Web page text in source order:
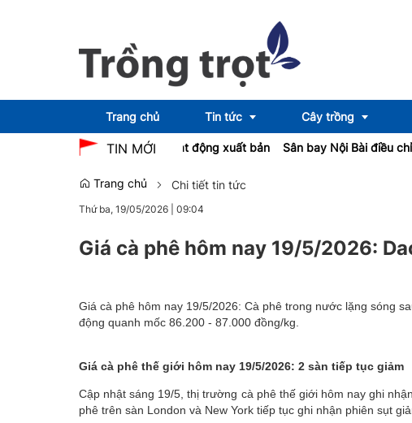
Trang chủ Tin tức
Emagazine
Cây trồng
TIN MỚI
luật hóa AI trong hoạt động xuất bản Sân bay Nội Bài điều chỉnh làn
Trang chủ Chi tiết tin tức
Thứ ba, 19/05/2026 09:04
Giá cà phê hôm nay 19/5/2026:
Giá cà phê hôm nay 19/5/2026: Cà phê trong nước lặng sóng
động quanh mốc 86.200 - 87.000 đồng/kg.
Giá cà phê thế giới hôm nay 19/5/2026: 2 sàn tiếp tục giảm
Cập nhật sáng 19/5,thị trường cà phêthế giới hôm nay ghi
phê trên sàn London và New York tiếp tục ghi nhận phiên sụt